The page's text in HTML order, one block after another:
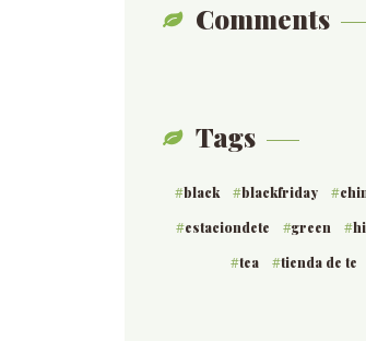
Comments
Tags
black blackfriday
estaciondete
green
tea
tienda de te